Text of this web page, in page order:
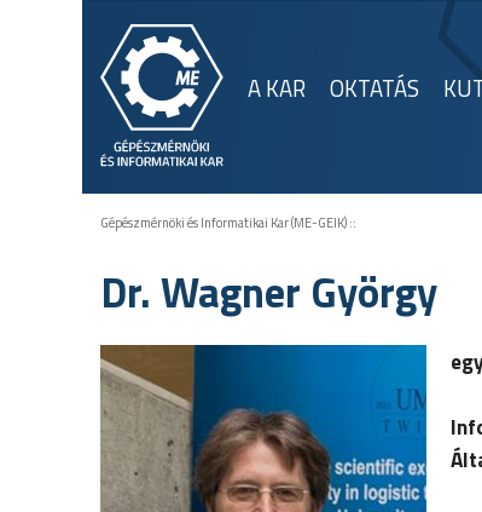
A KAR OKTATÁS
Gépészmérnöki és Informatikai Kar (ME-GEIK)::
Dr. Wagner György